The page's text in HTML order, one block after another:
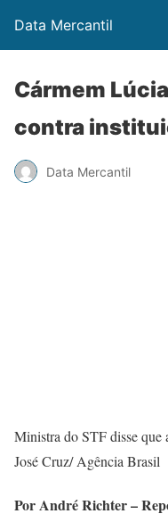
Data Mercantil
Cármem
contra
Data Mercantil
Ministra do STF disse que
José Cruz/ Agência Brasil
Por André Richter –